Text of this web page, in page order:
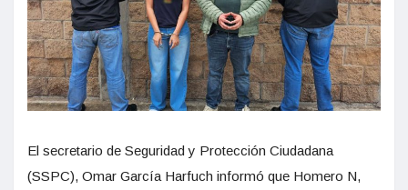
El secretario de Seguridad y Protección Ciudadana
(SSPC), Omar García Harfuch informó que Homero N,